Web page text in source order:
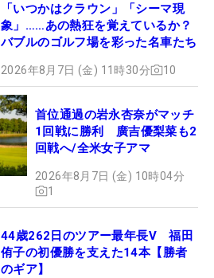
「いつかはクラウン」「シーマ現
象」……あの熱狂を覚えているか？
バブルのゴルフ場を彩った名車たち
2026年8月7日 (金) 11時30分 10
首位通過の岩永杏奈がマッチ
1回戦に勝利 廣吉優梨菜も2
回戦へ/全米女子アマ
2026年8月7日 (金) 10時04分
1
44歳262日のツアー最年長V 福田
侑子の初優勝を支えた14本【勝者
のギア】